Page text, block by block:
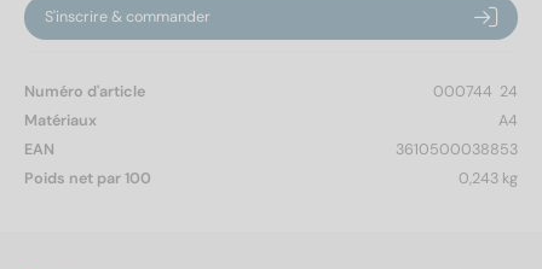
S'inscrire & commander
Numéro d'article
000744  24
Matériaux
A4
EAN
3610500038853
Poids net par 100
0,243 kg